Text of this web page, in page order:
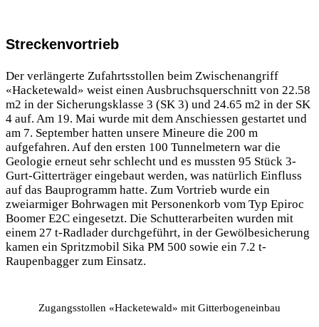
Streckenvortrieb
Der verlängerte Zufahrtsstollen beim Zwischenangriff
«Hacketewald» weist einen Ausbruchsquerschnitt von 22.58
m2 in der Sicherungsklasse 3 (SK 3) und 24.65 m2 in der SK
4 auf. Am 19. Mai wurde mit dem Anschiessen gestartet und
am 7. September hatten unsere Mineure die 200 m
aufgefahren. Auf den ersten 100 Tunnelmetern war die
Geologie erneut sehr schlecht und es mussten 95 Stück 3-
Gurt-Gitterträger eingebaut werden, was natürlich Einfluss
auf das Bauprogramm hatte. Zum Vortrieb wurde ein
zweiarmiger Bohrwagen mit Personenkorb vom Typ Epiroc
Boomer E2C eingesetzt. Die Schutterarbeiten wurden mit
einem 27 t-Radlader durchgeführt, in der Gewölbesicherung
kamen ein Spritzmobil Sika PM 500 sowie ein 7.2 t-
Raupenbagger zum Einsatz.
Zugangsstollen «Hacketewald» mit Gitterbogeneinbau